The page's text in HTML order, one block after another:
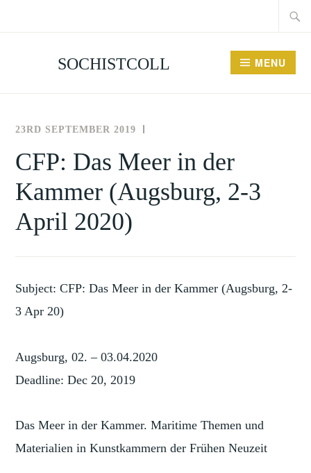
SOCHISTCOLL MENU
23RD SEPTEMBER 2019
FOR
THE
HISTORY
EVENTS
CFP: Das Meer in der
Kammer (Augsburg, 2-3
April 2020)
Subject: CFP: Das Meer in der Kammer (Augsburg, 2-
3 Apr 20)
Augsburg, 02. – 03.04.2020
Deadline: Dec 20, 2019
Das Meer in der Kammer. Maritime Themen und
Materialien in Kunstkammern der Frühen Neuzeit